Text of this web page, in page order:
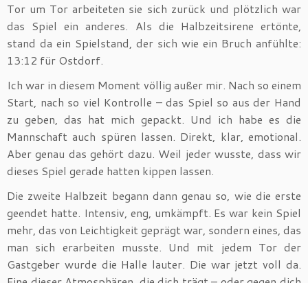
Tor um Tor arbeiteten sie sich zurück und plötzlich war
das Spiel ein anderes. Als die Halbzeitsirene ertönte,
stand da ein Spielstand, der sich wie ein Bruch anfühlte:
13:12 für Ostdorf.
Ich war in diesem Moment völlig außer mir. Nach so einem
Start, nach so viel Kontrolle – das Spiel so aus der Hand
zu geben, das hat mich gepackt. Und ich habe es die
Mannschaft auch spüren lassen. Direkt, klar, emotional.
Aber genau das gehört dazu. Weil jeder wusste, dass wir
dieses Spiel gerade hatten kippen lassen.
Die zweite Halbzeit begann dann genau so, wie die erste
geendet hatte. Intensiv, eng, umkämpft. Es war kein Spiel
mehr, das von Leichtigkeit geprägt war, sondern eines, das
man sich erarbeiten musste. Und mit jedem Tor der
Gastgeber wurde die Halle lauter. Die war jetzt voll da.